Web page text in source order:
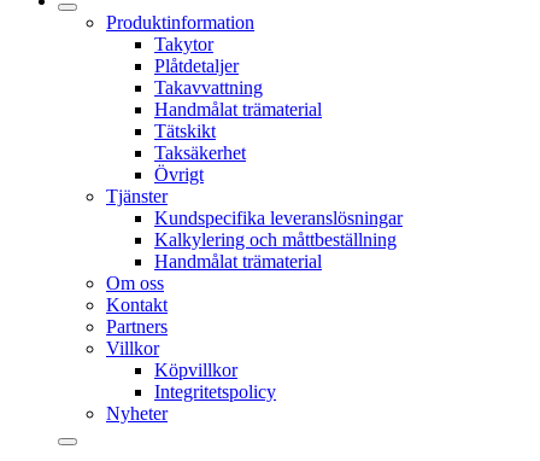
Produktinformation
Takytor
Plåtdetaljer
Takavvattning
Handmålat trämaterial
Tätskikt
Taksäkerhet
Övrigt
Tjänster
Kundspecifika leveranslösningar
Kalkylering och måttbeställning
Handmålat trämaterial
Om oss
Kontakt
Partners
Villkor
Köpvillkor
Integritetspolicy
Nyheter